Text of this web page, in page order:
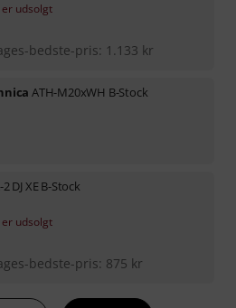
udsolgt
bedste-pris: 1.133 kr
ATH-M20xWH B-Stock
DJ XE B-Stock
udsolgt
bedste-pris: 875 kr